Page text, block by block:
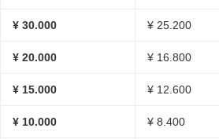
¥ 30.000 ¥ 25.200
¥ 20.000 ¥ 16.800
¥ 15.000 ¥ 12.600
¥ 10.000 ¥ 8.400